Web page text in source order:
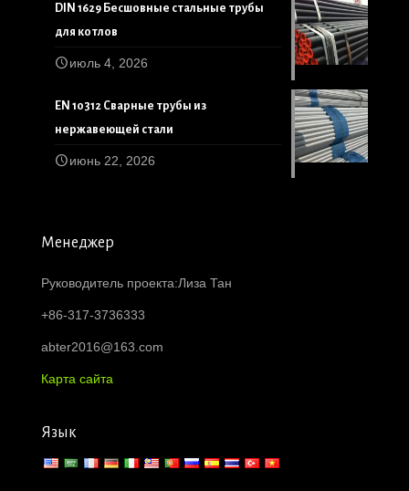
DIN 1629 Бесшовные стальные трубы
для котлов
июль 4, 2026
EN 10312 Сварные трубы из
нержавеющей стали
июнь 22, 2026
Менеджер
Руководитель проекта:Лиза Тан
+86-317-3736333
abter2016@163.com
Карта сайта
Язык